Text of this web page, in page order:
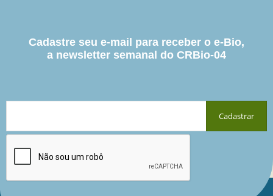
Cadastre seu e-mail para receber o e-Bio,
a newsletter semanal do CRBio-04